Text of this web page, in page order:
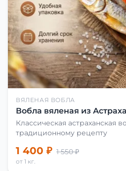
ВЯЛЕНАЯ ВОБЛА
Вобла вяленая из
Классическая астраханская
традиционному рецепту
1 400 ₽ 1 550 ₽
от 1 кг.